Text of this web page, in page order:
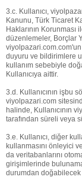
3.c. Kullanıcı,
Kanunu, Türk Ticaret
Haklarının
düzenlemeler, Borçlar
duyuru ve bildirimlere
kullanım sebebiyle
Kullanıcıya aittir.
3.d. Kullanıcının işbu
viyolpazari.com
halinde, Kullanıcının
tarafından süreli veya
3.e. Kullanıcı, diğer
kullanmasını önleyici
da veritabanlarını
girişimlerinde
durumdan